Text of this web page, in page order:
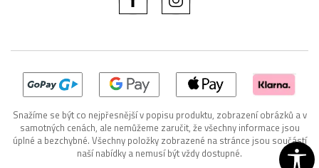
Snažíme se být co nejpřesnější v popisu produktu, zobrazení obrázků a v
samotných cenách, ale nemůžeme zaručit, že všechny informace jsou
úplné a bezchybné. Všechny položky zobrazené na stránce jsou součástí
naší nabídky a nemusí být vždy dostupné.